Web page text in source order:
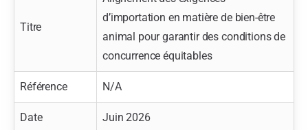
Titre
d’importation en matière de bien-être
animal pour garantir des conditions de
concurrence équitables
Référence N/A
Date Juin 2026